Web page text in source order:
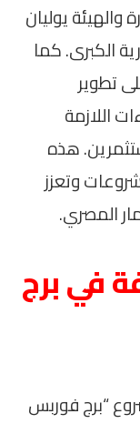
يوليان
الكبرى. كما
تطوير
اللازمة
هذه
وتعزز
المصري.
في برج
“برج فوربس